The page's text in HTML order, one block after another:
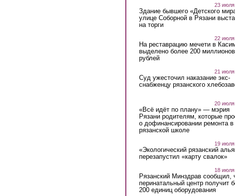
23 июля
Здание бывшего «Детского
улице Соборной в Рязани
на торги
22
На реставрацию мечети в
выделено более 200 миллионов
рублей
21
Суд ужесточил наказание экс-
снабженцу рязанского
20
«Всё идёт по плану» — мэрия
Рязани родителям, которые
о дофинансировании ремонта в
рязанской школе
19
«Экологический рязанский
перезапустил «карту свалок»
18
Рязанский Минздрав сообщил,
перинатальный центр получит
200 единиц оборудования